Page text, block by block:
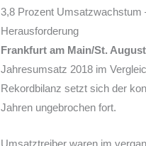
3,8 Prozent Umsatzwachstum
Herausforderung
Frankfurt am Main/St.
Jahresumsatz 2018 im
Rekordbilanz setzt sich der
Jahren ungebrochen fort.
Umsatztreiber waren im